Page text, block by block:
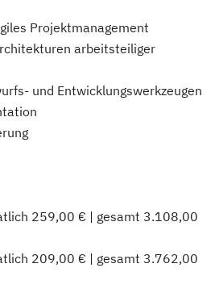
Projektmanagement
arbeitsteiliger
und Entwicklungswerkzeugen
259,00 € | gesamt 3.108,00
209,00 € | gesamt 3.762,00